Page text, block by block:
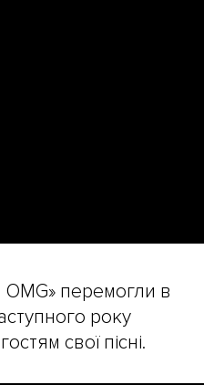
OMG» перемогли в
року
свої пісні.